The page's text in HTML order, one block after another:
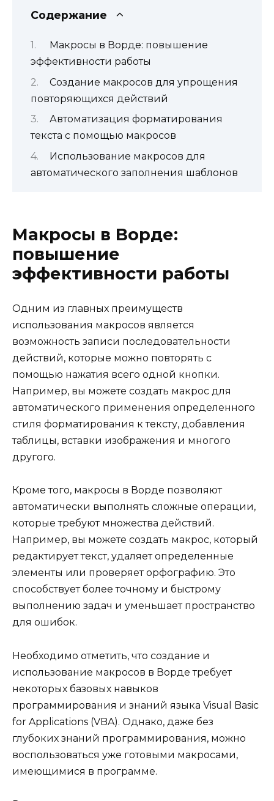
Содержание
Макросы в Ворде: повышение
эффективности работы
Создание макросов для упрощения
повторяющихся действий
Автоматизация форматирования
текста с помощью макросов
Использование макросов для
автоматического заполнения шаблонов
Макросы в Ворде:
повышение
эффективности работы
Одним из главных преимуществ
использования макросов является
возможность записи последовательности
действий, которые можно повторять с
помощью нажатия всего одной кнопки.
Например, вы можете создать макрос для
автоматического применения определенного
стиля форматирования к тексту, добавления
таблицы, вставки изображения и многого
другого.
Кроме того, макросы в Ворде позволяют
автоматически выполнять сложные операции,
которые требуют множества действий.
Например, вы можете создать макрос, который
редактирует текст, удаляет определенные
элементы или проверяет орфографию. Это
способствует более точному и быстрому
выполнению задач и уменьшает пространство
для ошибок.
Необходимо отметить, что создание и
использование макросов в Ворде требует
некоторых базовых навыков
программирования и знаний языка Visual Basic
for Applications (VBA). Однако, даже без
глубоких знаний программирования, можно
воспользоваться уже готовыми макросами,
имеющимися в программе.